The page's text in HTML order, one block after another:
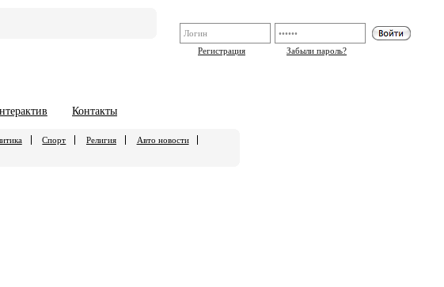
Регистрация
Забыли пароль?
Контакты
Спорт Религия
Авто новости